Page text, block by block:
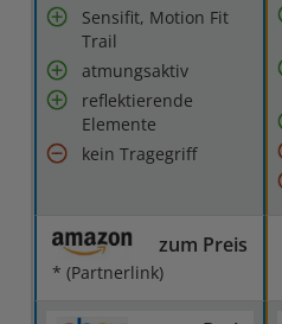
Sensifit, Motion Fit
Trail
atmungsaktiv
reflektierende
Elemente
kein Tragegriff
zum Preis
* (Partnerlink)